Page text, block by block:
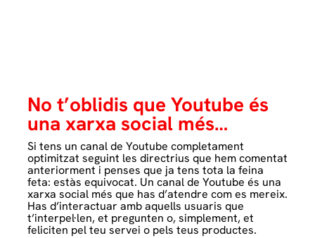
No t’oblidis que Youtube és
una xarxa social més…
Si tens un canal de Youtube completament
optimitzat seguint les directrius que hem comentat
anteriorment i penses que ja tens tota la feina
feta: estàs equivocat. Un canal de Youtube és una
xarxa social més que has d’atendre com es mereix.
Has d’interactuar amb aquells usuaris que
t’interpel·len, et pregunten o, simplement, et
feliciten pel teu servei o pels teus productes.